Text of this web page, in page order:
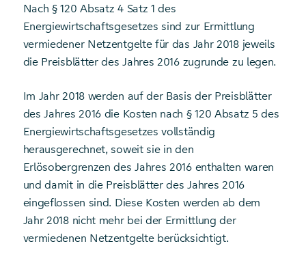
Nach § 120 Absatz 4 Satz 1 des
Energiewirtschaftsgesetzes sind zur Ermittlung
vermiedener Netzentgelte für das Jahr 2018 jeweils
die Preisblätter des Jahres 2016 zugrunde zu legen.
Im Jahr 2018 werden auf der Basis der Preisblätter
des Jahres 2016 die Kosten nach § 120 Absatz 5 des
Energiewirtschaftsgesetzes vollständig
herausgerechnet, soweit sie in den
Erlösobergrenzen des Jahres 2016 enthalten waren
und damit in die Preisblätter des Jahres 2016
eingeflossen sind. Diese Kosten werden ab dem
Jahr 2018 nicht mehr bei der Ermittlung der
vermiedenen Netzentgelte berücksichtigt.